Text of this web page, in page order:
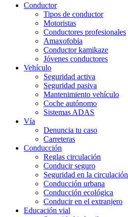
Conductor
Tipos de conductor
Motoristas
Conductores profesionales
Amaxofobia
Conductor kamikaze
Jóvenes conductores
Vehículo
Seguridad activa
Seguridad pasiva
Mantenimiento vehículo
Coche autónomo
Sistemas ADAS
Vía
Denuncia tu caso
Carreteras
Conducción
Reglas circulación
Conducir seguro
Seguridad en la circulación
Conducción urbana
Conducción ecológica
Conducir en el extranjero
Educación vial